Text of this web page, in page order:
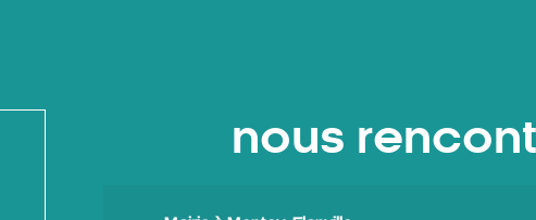
nous